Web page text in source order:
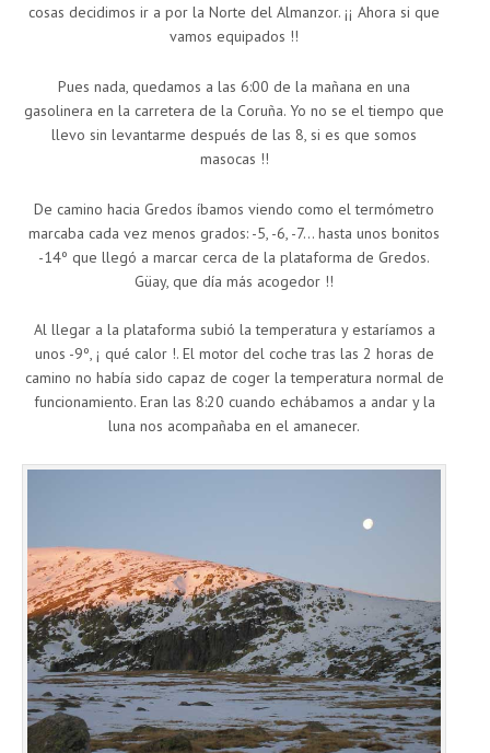
cosas decidimos ir a por la Norte del Almanzor. ¡¡ Ahora si que
vamos equipados !!
Pues nada, quedamos a las 6:00 de la mañana en una
gasolinera en la carretera de la Coruña. Yo no se el tiempo que
llevo sin levantarme después de las 8, si es que somos
masocas !!
De camino hacia Gredos íbamos viendo como el termómetro
marcaba cada vez menos grados: -5, -6, -7… hasta unos bonitos
-14º que llegó a marcar cerca de la plataforma de Gredos.
Güay, que día más acogedor !!
Al llegar a la plataforma subió la temperatura y estaríamos a
unos -9º, ¡ qué calor !. El motor del coche tras las 2 horas de
camino no había sido capaz de coger la temperatura normal de
funcionamiento. Eran las 8:20 cuando echábamos a andar y la
luna nos acompañaba en el amanecer.